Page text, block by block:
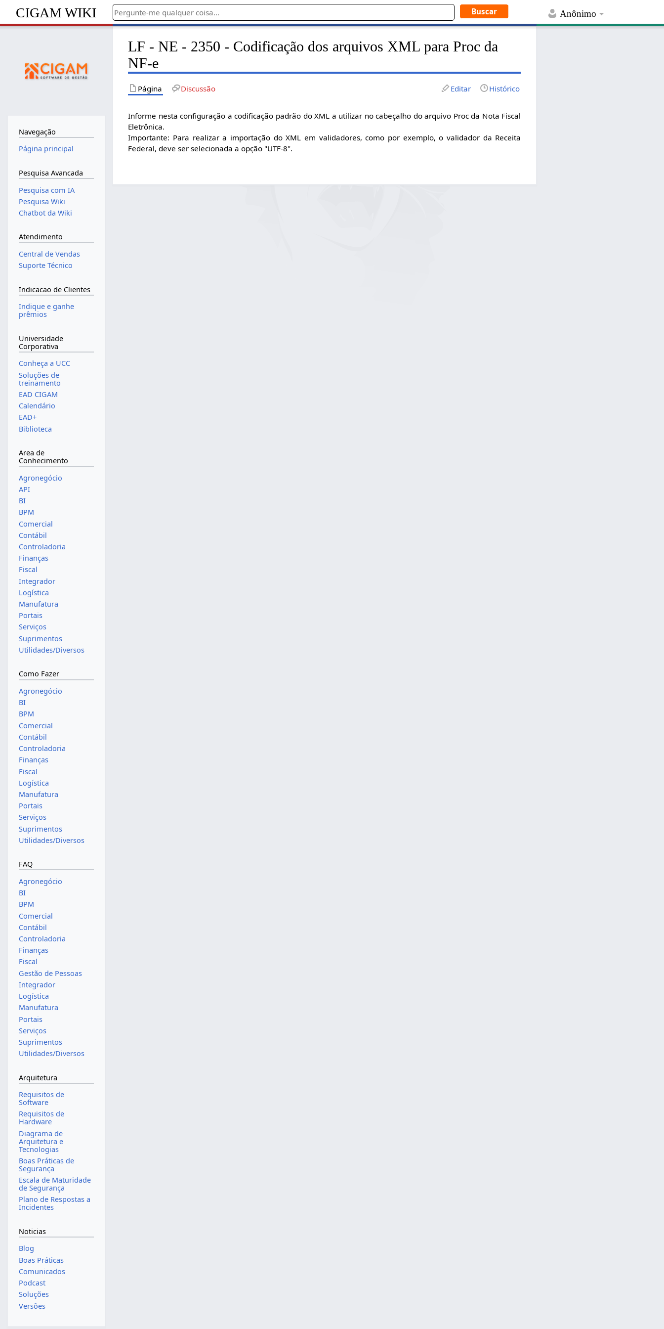
Anônimo
CIGAM WIKI
LF - NE - 2350 - Codificação dos arquivos XML para Proc da
NF-e
Página Discussão Editar Histórico
Informe nesta configuração a codificação padrão do XML a utilizar no cabeçalho do arquivo Proc da Nota Fiscal
Eletrônica.
Importante: Para realizar a importação do XML em validadores, como por exemplo, o validador da Receita
Federal, deve ser selecionada a opção "UTF-8".
Navegação
Página principal
Pesquisa Avancada
Pesquisa com IA
Pesquisa Wiki
Chatbot da Wiki
Atendimento
Central de Vendas
Suporte Técnico
Indicacao de Clientes
Indique e ganhe
prêmios
Universidade
Corporativa
Conheça a UCC
Soluções de
treinamento
EAD CIGAM
Calendário
EAD+
Biblioteca
Area de
Conhecimento
Agronegócio
API
BI
BPM
Comercial
Contábil
Controladoria
Finanças
Fiscal
Integrador
Logística
Manufatura
Portais
Serviços
Suprimentos
Utilidades/Diversos
Como Fazer
Agronegócio
BI
BPM
Comercial
Contábil
Controladoria
Finanças
Fiscal
Logística
Manufatura
Portais
Serviços
Suprimentos
Utilidades/Diversos
FAQ
Agronegócio
BI
BPM
Comercial
Contábil
Controladoria
Finanças
Fiscal
Gestão de Pessoas
Integrador
Logística
Manufatura
Portais
Serviços
Suprimentos
Utilidades/Diversos
Arquitetura
Requisitos de
Software
Requisitos de
Hardware
Diagrama de
Arquitetura e
Tecnologias
Boas Práticas de
Segurança
Escala de Maturidade
de Segurança
Plano de Respostas a
Incidentes
Noticias
Blog
Boas Práticas
Comunicados
Podcast
Soluções
Versões